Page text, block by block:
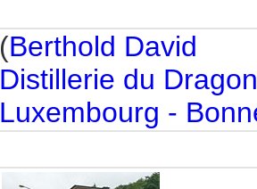
(Berthold David
Distillerie du Dragon
Luxembourg -